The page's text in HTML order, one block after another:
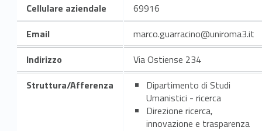
Cellulare aziendale
69916
Email
marco.guarracino@uniroma3.it
Indirizzo
Via Ostiense 234
Struttura/Afferenza
Dipartimento di Studi
Umanistici - ricerca
Direzione ricerca,
innovazione e trasparenza